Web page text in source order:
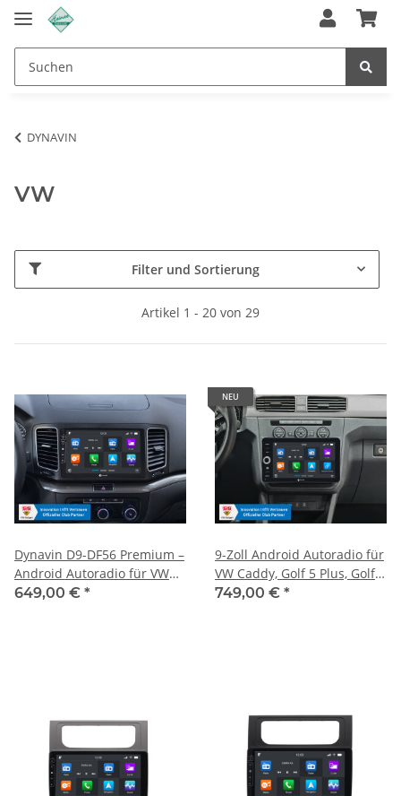
DYNAVIN
VW
Filter und Sortierung
Artikel 1 - 20 von 29
Dynavin D9-DF56 Premium –
Android Autoradio für VW
Sharan & Seat Alhambra mit
649,00 € *
NEU
9-Zoll Android Autoradio für
VW Caddy, Golf 5 Plus, Golf 6
mit Wireless Apple CarPlay
749,00 € *